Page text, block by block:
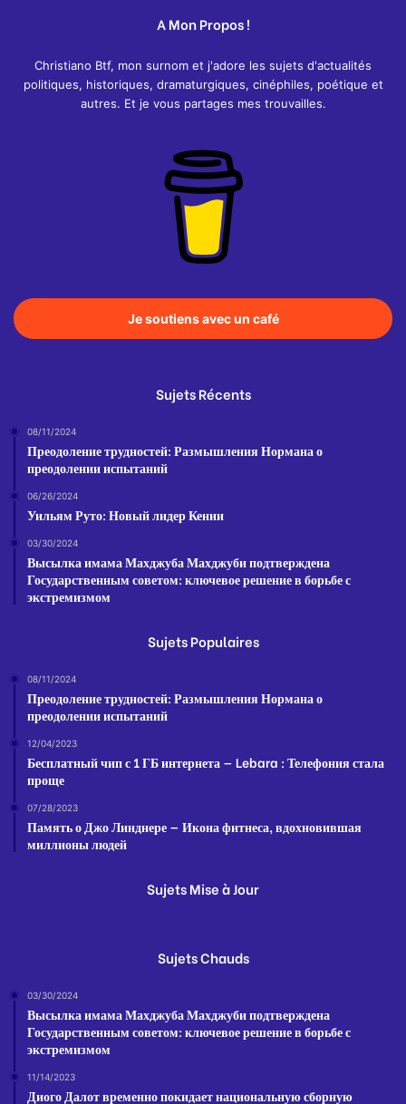
A Mon Propos !
Christiano Btf, mon surnom et j'adore les sujets d'actualités
politiques, historiques, dramaturgiques, cinéphiles, poétique et
autres. Et je vous partages mes trouvailles.
Je soutiens avec un café
Sujets Récents
08/11/2024
Преодоление трудностей: Размышления Нормана о
преодолении испытаний
06/26/2024
Уильям Руто: Новый лидер Кении
03/30/2024
Высылка имама Махджуба Махджуби подтверждена
Государственным советом: ключевое решение в борьбе с
экстремизмом
Sujets Populaires
08/11/2024
Преодоление трудностей: Размышления Нормана о
преодолении испытаний
12/04/2023
Бесплатный чип с 1 ГБ интернета — Lebara : Телефония стала
проще
07/28/2023
Память о Джо Линднере — Икона фитнеса, вдохновившая
миллионы людей
Sujets Mise à Jour
Sujets Chauds
03/30/2024
Высылка имама Махджуба Махджуби подтверждена
Государственным советом: ключевое решение в борьбе с
экстремизмом
11/14/2023
Диого Далот временно покидает национальную сборную